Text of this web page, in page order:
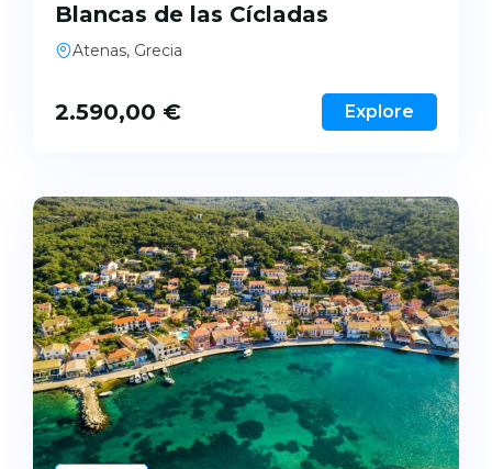
Blancas de las Cícladas
Atenas, Grecia
2.590,00 € Explore